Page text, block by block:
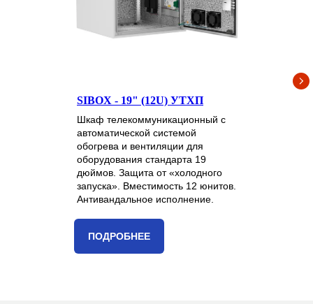
SIBOX - 19" (12U) УТХП
Шкаф телекоммуникационный с
автоматической системой
обогрева и вентиляции для
оборудования стандарта 19
дюймов. Защита от «холодного
запуска». Вместимость 12 юнитов.
Антивандальное исполнение.
ПОДРОБНЕЕ